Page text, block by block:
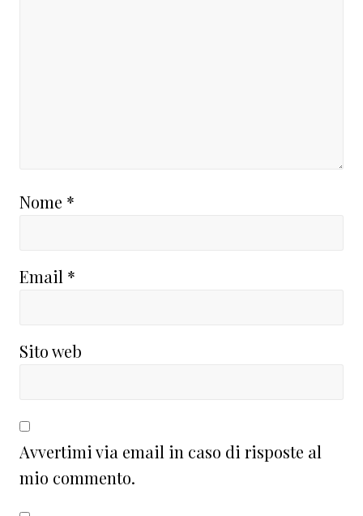
Nome *
Email *
Sito web
Avvertimi via email in caso di risposte al
mio commento.